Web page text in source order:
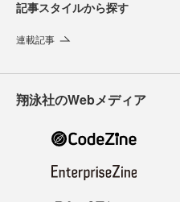
記事スタイルから探す
連載記事
翔泳社のWebメディア